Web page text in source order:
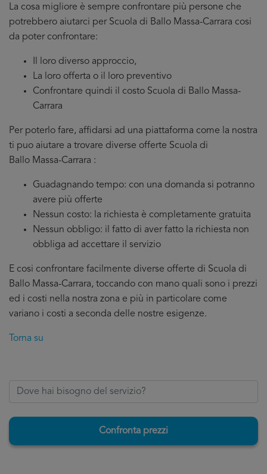
La cosa migliore è sempre confrontare più persone che
potrebbero aiutarci per Scuola di Ballo Massa-Carrara cosi
da poter confrontare:
Il loro diverso approccio,
La loro offerta o il loro preventivo
Confrontare quindi il costo Scuola di Ballo Massa-
Carrara
Per poterlo fare, affidarsi ad una piattaforma come la nostra
ti puo aiutare a trovare diverse offerte Scuola di
Ballo Massa-Carrara :
Guadagnando tempo: con una domanda si potranno
avere più offerte
Nessun costo: la richiesta è completamente gratuita
Nessun obbligo: il fatto di aver fatto la richiesta non
obbliga ad accettare il servizio
E cosi confrontare facilmente diverse offerte di Scuola di
Ballo Massa-Carrara, toccando con mano quali sono i prezzi
ed i costi nella nostra zona e più in particolare come
variano i costi a seconda delle nostre esigenze.
Torna su
Confronta prezzi